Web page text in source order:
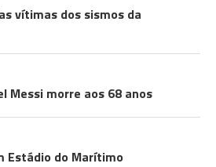
vítimas dos sismos da
Messi morre aos 68 anos
Estádio do Marítimo